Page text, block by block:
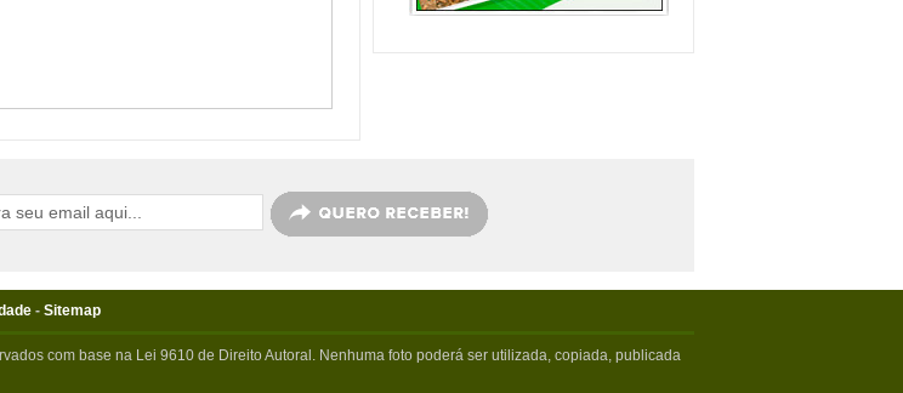
crianças: as melhores
- Sitemap
com base na Lei 9610 de Direito Autoral. Nenhuma foto poderá ser utilizada, copiada, publicada